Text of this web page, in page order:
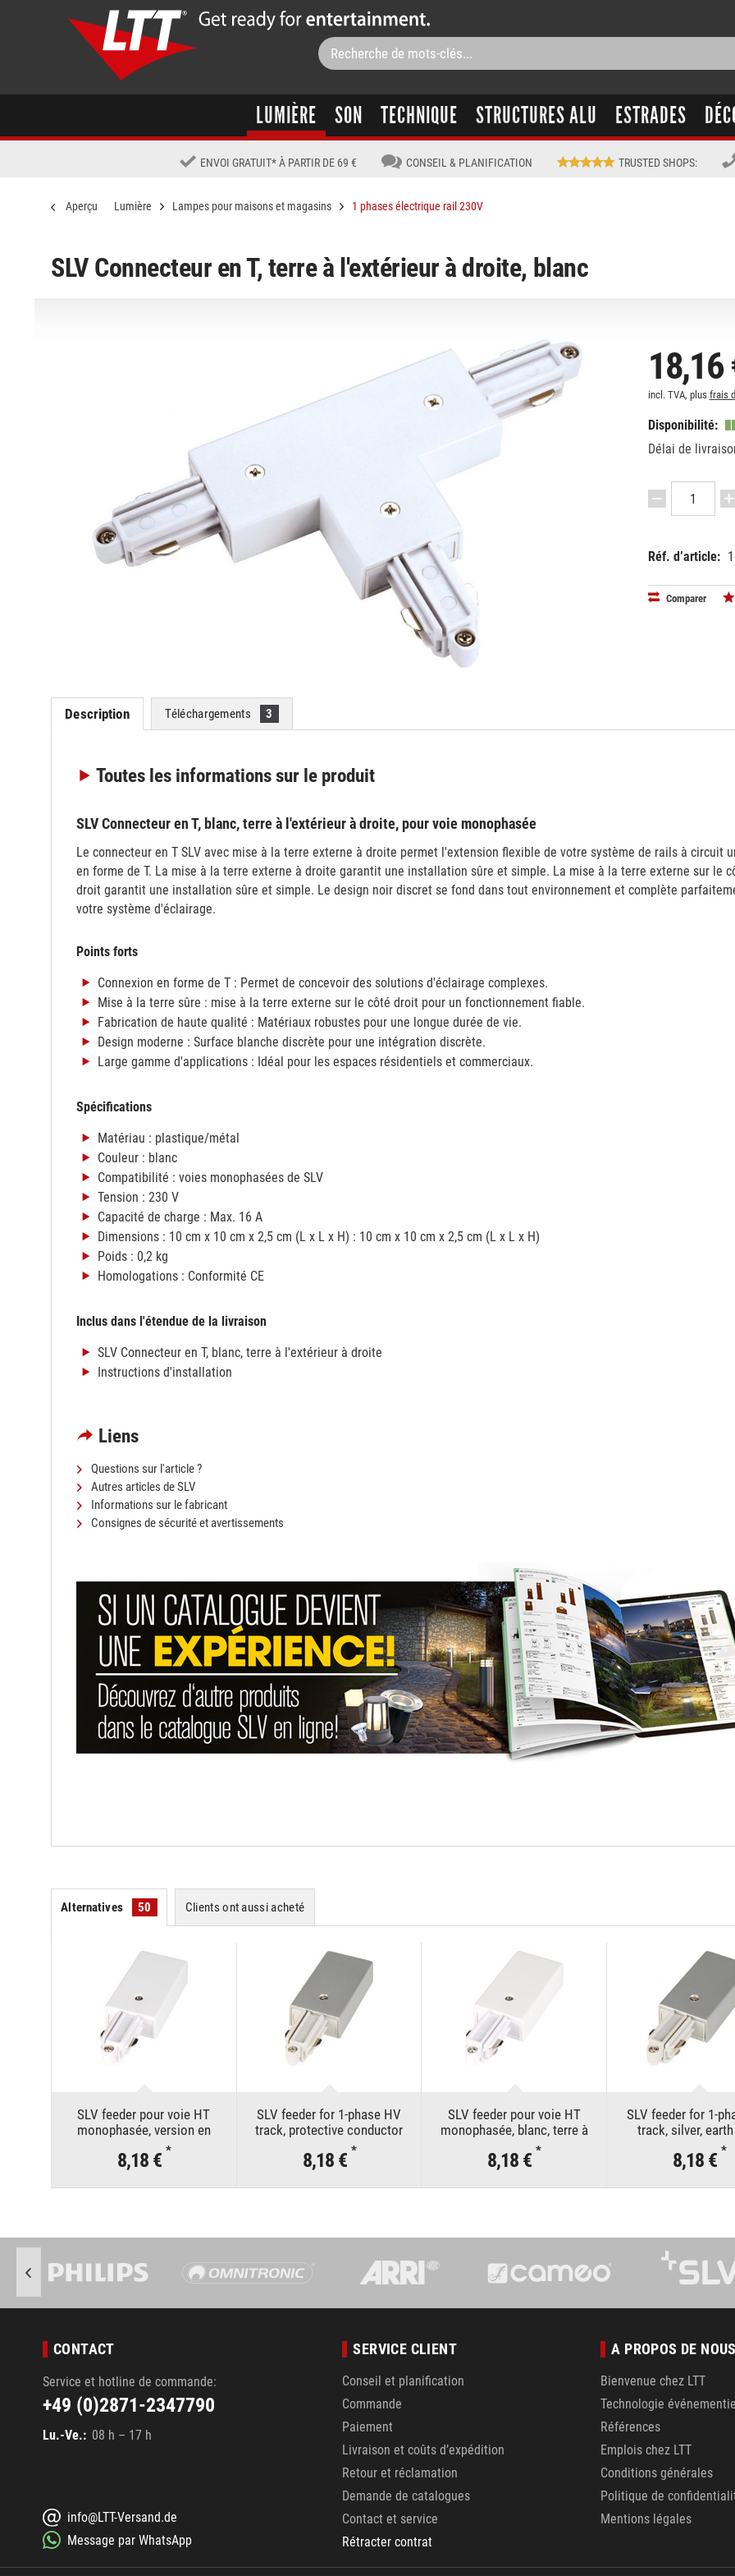
LUMIÈRE SON TECHNIQUE STRUCTURES ALU ESTRADES
ENVOI GRATUIT* À PARTIR DE 69 € CONSEIL & PLANIFICATION TRUSTED SHOPS:
Aperçu Lumière Lampes pour maisons et magasins 1 phases électrique rail 230V
SLV Connecteur en T, terre à l'extérieur à droite, blanc
18,16
incl. TVA, plus frais
Disponibilité:
Délai de
Réf. d’article:
Comparer
Description Téléchargements 3
Toutes les informationssur le produit
SLV Connecteur en T, blanc, terre à l'extérieur à droite, pour voie monophasée
Le connecteur en T SLV avec mise à la terre externe à droite permet l'extension flexible de votre système de rails à circuit
en forme de T. La mise à la terre externe à droite garantit une installation sûre et simple. La mise à la terre externe sur le
droit garantit une installation sûre et simple. Le design noir discret se fond dans tout environnement et complète
votre système d'éclairage.
Points forts
Connexion en forme de T : Permet de concevoir des solutions d'éclairage complexes.
Mise à la terre sûre : mise à la terre externe sur le côté droit pour un fonctionnement fiable.
Fabrication de haute qualité : Matériaux robustes pour une longue durée de vie.
Design moderne : Surface blanche discrète pour une intégration discrète.
Large gamme d'applications : Idéal pour les espaces résidentiels et commerciaux.
Spécifications
Matériau : plastique/métal
Couleur : blanc
Compatibilité : voies monophasées de SLV
Tension : 230 V
Capacité de charge : Max. 16 A
Dimensions : 10 cm x 10 cm x 2,5 cm (L x L x H) : 10 cm x 10 cm x 2,5 cm (L x L x H)
Poids : 0,2 kg
Homologations : Conformité CE
Inclus dans l'étendue de la livraison
SLV Connecteur en T, blanc, terre à l'extérieur à droite
Instructions d'installation
Liens
Questions sur l'article ?
Autres articles de SLV
Informations sur le fabricant
Consignes de sécurité et avertissements
Alternatives 50 Clients ont aussi acheté
SLV feeder pour voie HT
monophasée, version en
saillie blanche, mise à la terre
à gauche
8,18 € *
SLV feeder for 1-phase HV
track, protective conductor
left silver
8,18 € *
SLV feeder pour voie HT
monophasée, blanc, terre à
8,18 € *
SLV feeder for 1-
track, silver,
8,18 € *
CONTACT
Service et hotline de commande:
+49 (0)2871-2347790
Lu.-Ve.: 08 h – 17 h
info@LTT-Versand.de
Message par WhatsApp
SERVICE CLIENT
Conseil et planification
Commande
Paiement
Livraison et coûts d’expédition
Retour et réclamation
Demande de catalogues
Contact et service
Rétracter contrat
A PROPOS DE NOUS
Bienvenue chez LTT
Technologie
Références
Emplois chez LTT
Conditions générales
Politique de
Mentions légales